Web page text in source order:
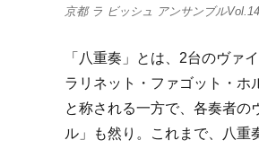
京都 ラ ビッシュ アンサンブル
「八重奏」とは、2台のヴァ
ラリネット・ファゴット・ホ
と称される一方で、各奏者の
ル」も然り。これまで、八重